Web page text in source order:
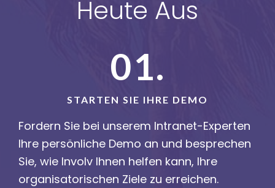
Heute Aus
01.
STARTEN SIE IHRE DEMO
Fordern Sie bei unserem Intranet-Experten
Ihre persönliche Demo an und besprechen
Sie, wie Involv Ihnen helfen kann, Ihre
organisatorischen Ziele zu erreichen.